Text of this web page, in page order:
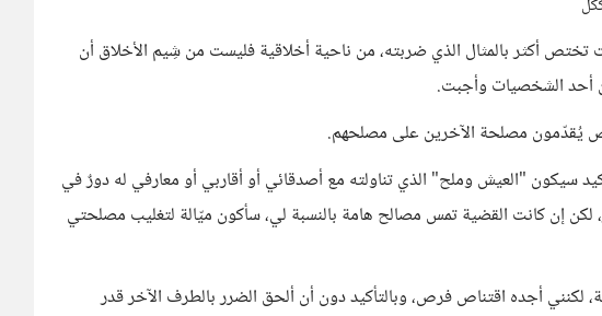
أكثر بالمثال الذي ضربته، من ناحية أخلاقية فليست من شِيم الأخلاق أن
أحد الشخصيات وأجبت.
يُقدّمون مصلحة الآخرين على مصلحهم.
سيكون "العيش وملح" الذي تناولته مع أصدقائي أو أقاربي أو معارفي له دورٌ في
لكن إن كانت القضية تمس مصالح هامة بالنسبة لي، سأكون ميّالة لتغليب مصلحتي
لكنني أجده اقتناص فرص، وبالتأكيد دون أن ألحق الضرر بالطرف الآخر قدر